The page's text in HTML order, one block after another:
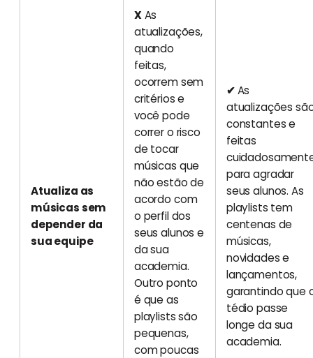
Atualiza as
músicas sem
depender da
sua equipe
XAs
atualizações,
quando
feitas,
ocorrem sem
critérios e
você pode
correr o risco
de tocar
músicas que
não estão de
acordo com
o perfil dos
seus alunos e
da sua
academia.
Outro ponto
é que as
playlists são
pequenas,
com poucas
✔As
atualizações
constantes e
feitas
para agradar
seus alunos. As
playlists tem
centenas de
músicas,
novidades e
lançamentos,
garantindo que
tédio passe
longe da sua
academia.